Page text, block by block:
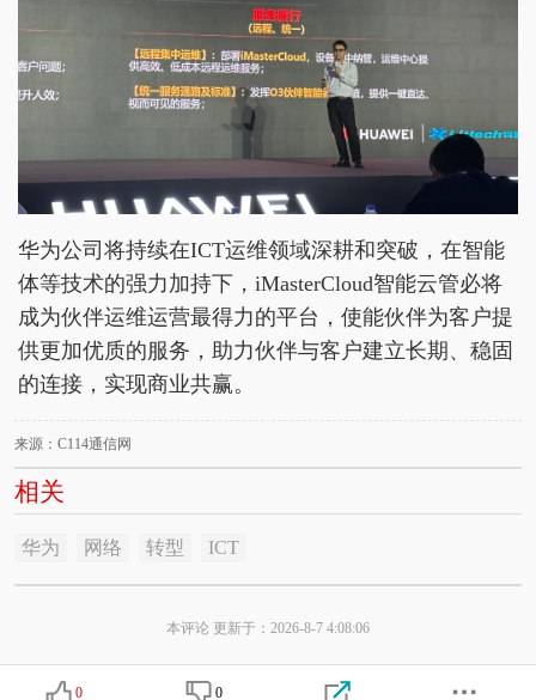
华为公司将持续在ICT运维领域深耕和突破，在智能
体等技术的强力加持下，iMasterCloud智能云管必将
成为伙伴运维运营最得力的平台，使能伙伴为客户提
供更加优质的服务，助力伙伴与客户建立长期、稳固
的连接，实现商业共赢。
来源：C114通信网
相关
华为 网络 转型 ICT
本评论 更新于：2026-8-7 4:08:06
0 0